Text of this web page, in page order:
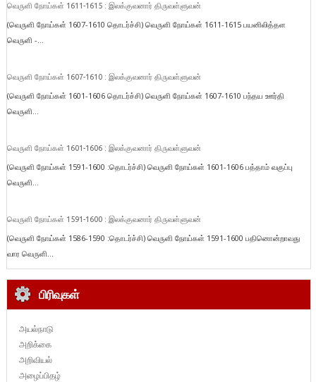
வெருளி நோய்கள் 1611-1615 : இலக்குவனார் திருவள்ளுவன்
(வெருளி நோய்கள் 1607-1610 தொடர்ச்சி) வெருளி நோய்கள் 1611-1615 பயனிலித்தள
வெருளி -...
வெருளி நோய்கள் 1607-1610 : இலக்குவனார் திருவள்ளுவன்
(வெருளி நோய்கள் 1601-1606 தொடர்ச்சி) வெருளி நோய்கள் 1607-1610 பந்தய ஊர்தி
வெருளி...
வெருளி நோய்கள் 1601-1606 : இலக்குவனார் திருவள்ளுவன்
(வெருளி நோய்கள் 1591-1600 :தொடர்ச்சி) வெருளி நோய்கள் 1601-1606 பத்தாம் வகுப்பு
வெருளி...
வெருளி நோய்கள் 1591-1600 : இலக்குவனார் திருவள்ளுவன்
(வெருளி நோய்கள் 1586-1590 :தொடர்ச்சி) வெருளி நோய்கள் 1591-1600 பதினொன்றாவது
வார வெருளி...
பிரிவுகள்
அயல்நாடு
அறிக்கை
அறிவியல்
அழைப்பிதழ்